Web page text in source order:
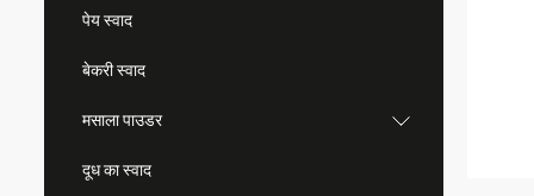
पेय स्वाद
बेकरी स्वाद
मसाला पाउडर
दूध का स्वाद